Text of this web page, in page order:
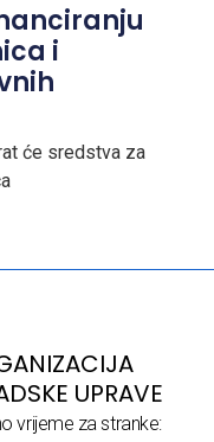
i
će sredstva za
UPRAVE
vrijeme za stranke: